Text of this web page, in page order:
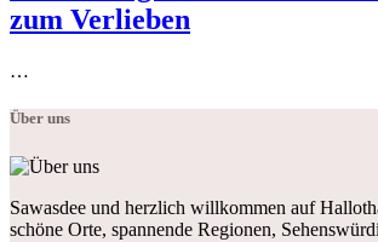
zum Verlieben
…
Über uns
Sawasdee und herzlich willkommen auf
schöne Orte, spannende Regionen,